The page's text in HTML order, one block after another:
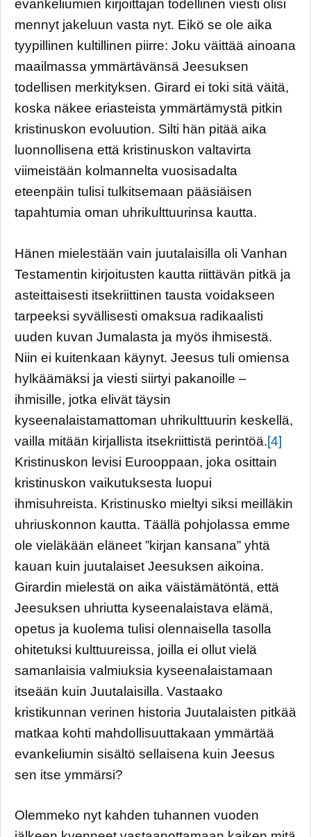
evankeliumien kirjoittajan todellinen viesti olisi
mennyt jakeluun vasta nyt. Eikö se ole aika
tyypillinen kultillinen piirre: Joku väittää ainoana
maailmassa ymmärtävänsä Jeesuksen
todellisen merkityksen. Girard ei toki sitä väitä,
koska näkee eriasteista ymmärtämystä pitkin
kristinuskon evoluution. Silti hän pitää aika
luonnollisena että kristinuskon valtavirta
viimeistään kolmannelta vuosisadalta
eteenpäin tulisi tulkitsemaan pääsiäisen
tapahtumia oman uhrikulttuurinsa kautta.
Hänen mielestään vain juutalaisilla oli Vanhan
Testamentin kirjoitusten kautta riittävän pitkä ja
asteittaisesti itsekriittinen tausta voidakseen
tarpeeksi syvällisesti omaksua radikaalisti
uuden kuvan Jumalasta ja myös ihmisestä.
Niin ei kuitenkaan käynyt. Jeesus tuli omiensa
hylkäämäksi ja viesti siirtyi pakanoille –
ihmisille, jotka elivät täysin
kyseenalaistamattoman uhrikulttuurin keskellä,
vailla mitään kirjallista itsekriittistä perintöä.[4]
Kristinuskon levisi Eurooppaan, joka osittain
kristinuskon vaikutuksesta luopui
ihmisuhreista. Kristinusko mieltyi siksi meilläkin
uhriuskonnon kautta. Täällä pohjolassa emme
ole vieläkään eläneet ”kirjan kansana” yhtä
kauan kuin juutalaiset Jeesuksen aikoina.
Girardin mielestä on aika väistämätöntä, että
Jeesuksen uhriutta kyseenalaistava elämä,
opetus ja kuolema tulisi olennaisella tasolla
ohitetuksi kulttuureissa, joilla ei ollut vielä
samanlaisia valmiuksia kyseenalaistamaan
itseään kuin Juutalaisilla. Vastaako
kristikunnan verinen historia Juutalaisten pitkää
matkaa kohti mahdollisuuttakaan ymmärtää
evankeliumin sisältö sellaisena kuin Jeesus
sen itse ymmärsi?
Olemmeko nyt kahden tuhannen vuoden